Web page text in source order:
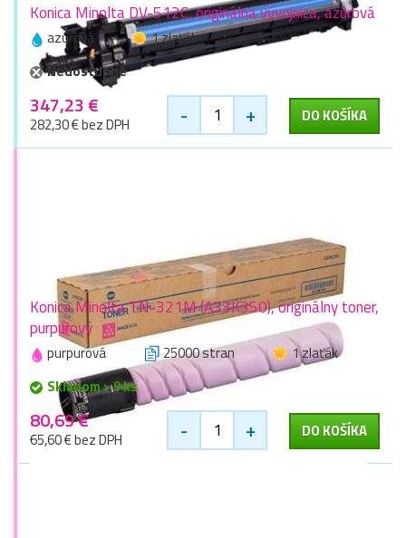
Konica Minolta DV-512C, originálna vývojnica, azúrová
azúrová
1 zlaťák
Nedostupné
347,23 €
282,30 € bez DPH - + DO KOŠÍKA
Konica Minolta TN-321M (A33K350), originálny toner,
purpurový
purpurová 25000 stran
1 zlaťák
Skladom > 9 ks
80,69 €
65,60 € bez DPH - + DO KOŠÍKA